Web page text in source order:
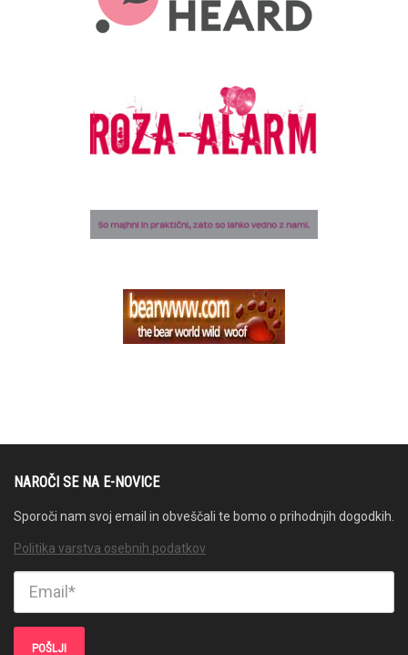
NAROČI SE NA E-NOVICE
Sporoči nam svoj email in obveščali te bomo o prihodnjih dogodkih.
Politika varstva osebnih podatkov